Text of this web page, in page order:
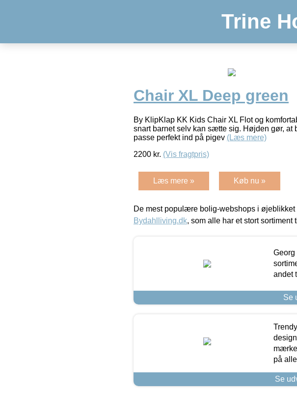
Trine
Chair XL Deep green
By KlipKlap KK Kids Chair XL Flot og
snart barnet selv kan sætte sig. Højden gør, at
passe perfekt ind på pigev (Læs mere)
2200 kr. (Vis fragtpris)
Læs mere » Køb nu »
De mest populære bolig-webshops i øjeblikket
Bydahlliving.dk, som alle har et stort sortiment
Georg
andet
Se
på
Se